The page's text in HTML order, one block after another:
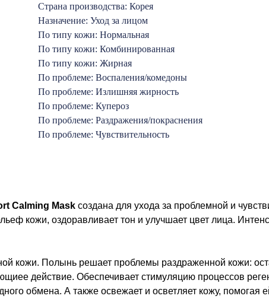
Страна производства: Корея
Назначение: Уход за лицом
По типу кожи: Нормальная
По типу кожи: Комбинированная
По типу кожи: Жирная
По проблеме: Воспаления/комедоны
По проблеме: Излишняя жирность
По проблеме: Купероз
По проблеме: Раздражения/покраснения
По проблеме: Чувствительность
Calming Mask создана для ухода за проблемной и
кожи, оздоравливает тон и улучшает цвет лица.
кожи. Полынь решает проблемы раздраженной кожи:
действие. Обеспечивает стимуляцию процессов
обмена. А также освежает и осветляет кожу, помогая